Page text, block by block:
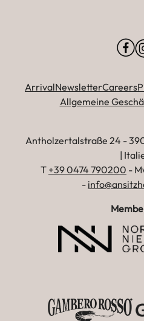
ArrivalNewsletterCareers
Allgemeine
Antholzertalstraße 24 -
|
T +39 0474 790200 -
-